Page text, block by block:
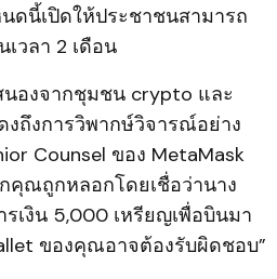
ดนี้เปิดให้ประชาชนสามารถ
วลา 2 เดือน
นองจากชุมชน crypto และ
ถึงการวิพากษ์วิจารณ์อย่าง
Counsel ของ MetaMask
คุณถูกหลอกโดยเชื่อว่านาง
เงิน 5,000 เหรียญเพื่อบินมา
ของคุณอาจต้องรับผิดชอบ”